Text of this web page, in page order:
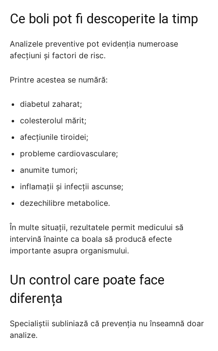
Ce boli pot fi descoperite la timp
Analizele preventive pot evidenția numeroase
afecțiuni și factori de risc.
Printre acestea se numără:
diabetul zaharat;
colesterolul mărit;
afecțiunile tiroidei;
probleme cardiovasculare;
anumite tumori;
inflamații și infecții ascunse;
dezechilibre metabolice.
În multe situații, rezultatele permit medicului să
intervină înainte ca boala să producă efecte
importante asupra organismului.
Un control care poate face
diferența
Specialiștii subliniază că prevenția nu înseamnă doar
analize.